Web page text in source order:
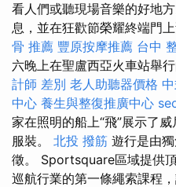
看人們或聽現場音樂的好地
息，並在狂歡節榮耀終端門
骨 推薦 豐原按摩推薦 台中
六晚上在聖盧西亞火車站舉
計師 差別 老人助聽器價格
中心 養生與整復推廣中心
家在照明的船上“飛”展示了
服裝。 北投 撥筋 遊行是由
徵。 Sportsquare區域提供
巡航行業的第一條繩索課程